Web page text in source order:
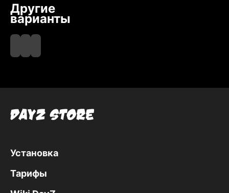
Другие
варианты
Установка
Тарифы